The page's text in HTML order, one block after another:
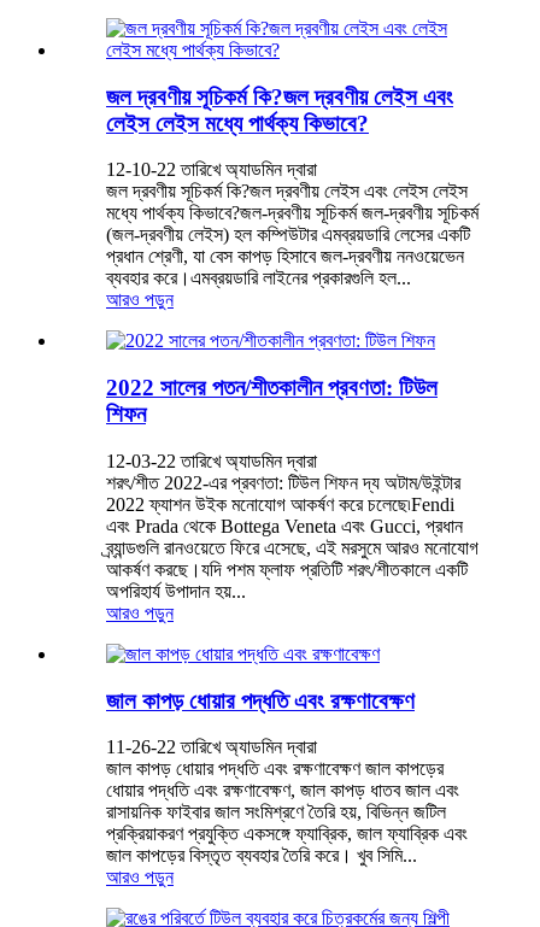
জল দ্রবণীয় সূচিকর্ম কি?জল দ্রবণীয় লেইস এবং
লেইস লেইস মধ্যে পার্থক্য কিভাবে?
12-10-22 তারিখে অ্যাডমিন দ্বারা
জল দ্রবণীয় সূচিকর্ম কি?জল দ্রবণীয় লেইস এবং লেইস লেইস
মধ্যে পার্থক্য কিভাবে?জল-দ্রবণীয় সূচিকর্ম জল-দ্রবণীয় সূচিকর্ম
(জল-দ্রবণীয় লেইস) হল কম্পিউটার এমব্রয়ডারি লেসের একটি
প্রধান শ্রেণী, যা বেস কাপড় হিসাবে জল-দ্রবণীয় ননওয়েভেন
ব্যবহার করে।এমব্রয়ডারি লাইনের প্রকারগুলি হল...
আরও পড়ুন
2022 সালের পতন/শীতকালীন প্রবণতা: টিউল
শিফন
12-03-22 তারিখে অ্যাডমিন দ্বারা
শরৎ/শীত 2022-এর প্রবণতা: টিউল শিফন দ্য অটাম/উইন্টার
2022 ফ্যাশন উইক মনোযোগ আকর্ষণ করে চলেছে৷Fendi
এবং Prada থেকে Bottega Veneta এবং Gucci, প্রধান
ব্র্যান্ডগুলি রানওয়েতে ফিরে এসেছে, এই মরসুমে আরও মনোযোগ
আকর্ষণ করছে।যদি পশম ফ্লাফ প্রতিটি শরৎ/শীতকালে একটি
অপরিহার্য উপাদান হয়...
আরও পড়ুন
জাল কাপড় ধোয়ার পদ্ধতি এবং রক্ষণাবেক্ষণ
11-26-22 তারিখে অ্যাডমিন দ্বারা
জাল কাপড় ধোয়ার পদ্ধতি এবং রক্ষণাবেক্ষণ জাল কাপড়ের
ধোয়ার পদ্ধতি এবং রক্ষণাবেক্ষণ, জাল কাপড় ধাতব জাল এবং
রাসায়নিক ফাইবার জাল সংমিশ্রণে তৈরি হয়, বিভিন্ন জটিল
প্রক্রিয়াকরণ প্রযুক্তি একসঙ্গে ফ্যাব্রিক, জাল ফ্যাব্রিক এবং
জাল কাপড়ের বিস্তৃত ব্যবহার তৈরি করে। খুব সিমি...
আরও পড়ুন